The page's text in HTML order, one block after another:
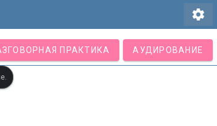
settings
ПРАКТИКА АУДИРОВАНИЕ